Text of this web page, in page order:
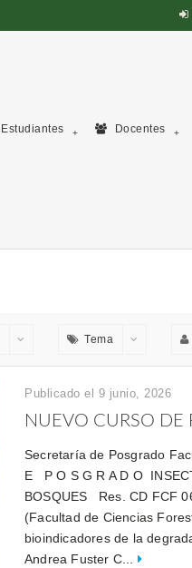
Estudiantes Docentes
Tema
Publicado el 9 junio, 2026
NUEVO CURSO DE
Secretaría de Posgrado
E P O S G R A D O
BOSQUES Res. CD FCF
(Facultad de Ciencias
bioindicadores de la
Andrea Fuster C...